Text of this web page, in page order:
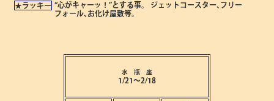
★ラッキー “心がキャーッ！”とする事。
ジェットコースター､フリー
フォール､お化け屋敷等。
水 瓶 座
1/21～2/18